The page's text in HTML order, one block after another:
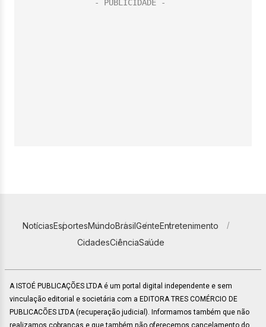
NotíciasEsportesMundoBrasilGenteEntretenimento
CidadesCiênciaSaúde
A ISTOÉ PUBLICAÇÕES LTDA é um portal digital independente e sem
vinculação editorial e societária com a EDITORA TRES COMÉRCIO DE
PUBLICACÕES LTDA (recuperação judicial). Informamos também que não
realizamos cobranças e que também não oferecemos cancelamento do